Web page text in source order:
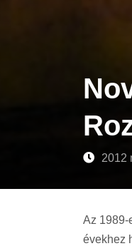
2012
Az 1989-
évekhez